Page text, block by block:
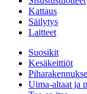
Kattaus
Säilytys
Laitteet
Suosikit
Kesäkeittiöt
Uima-altaat ja